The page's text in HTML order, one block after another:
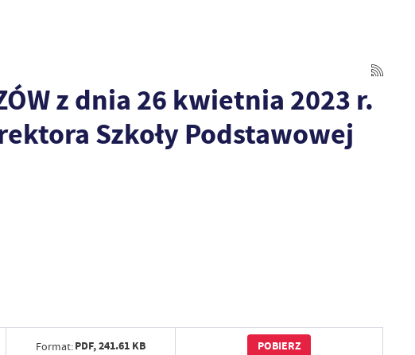
z dnia 26 kwietnia 2023 r.
Szkoły Podstawowej
Format:PDF,241.61 KB POBIERZ